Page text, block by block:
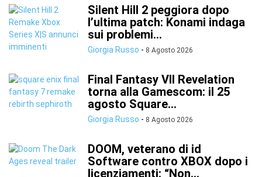
Silent Hill 2 peggiora dopo
l’ultima patch: Konami indaga
sui problemi...
Giorgia Russo - 8 Agosto 2026
Final Fantasy VII Revelation
torna alla Gamescom: il 25
agosto Square...
Giorgia Russo - 8 Agosto 2026
DOOM, veterano di id
Software contro XBOX dopo i
licenziamenti: “Non...